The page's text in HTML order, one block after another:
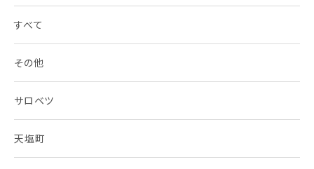
すべて
その他
サロベツ
天塩町